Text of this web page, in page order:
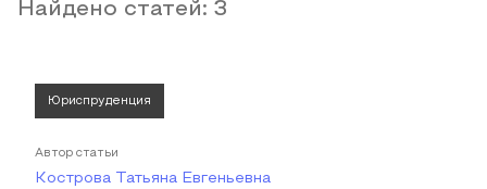
Найдено статей: 3
Юриспруденция
Автор статьи
Кострова Татьяна Евгеньевна